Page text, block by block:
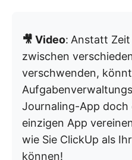
🎥 Video: Anstatt Zeit
zwischen
verschwenden,
Journaling-App doch
einzigen App
wie Sie ClickUp als
können!